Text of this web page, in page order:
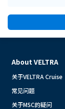
About VELTRA
关于VELTRA Cruise
常见问题
关于MSC的疑问